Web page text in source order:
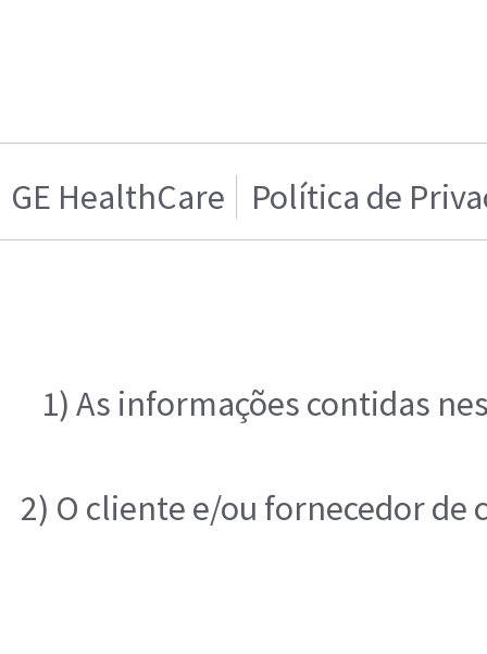
GE HealthCare Política de
1) As informações contidas
2) O cliente e/ou fornecedor